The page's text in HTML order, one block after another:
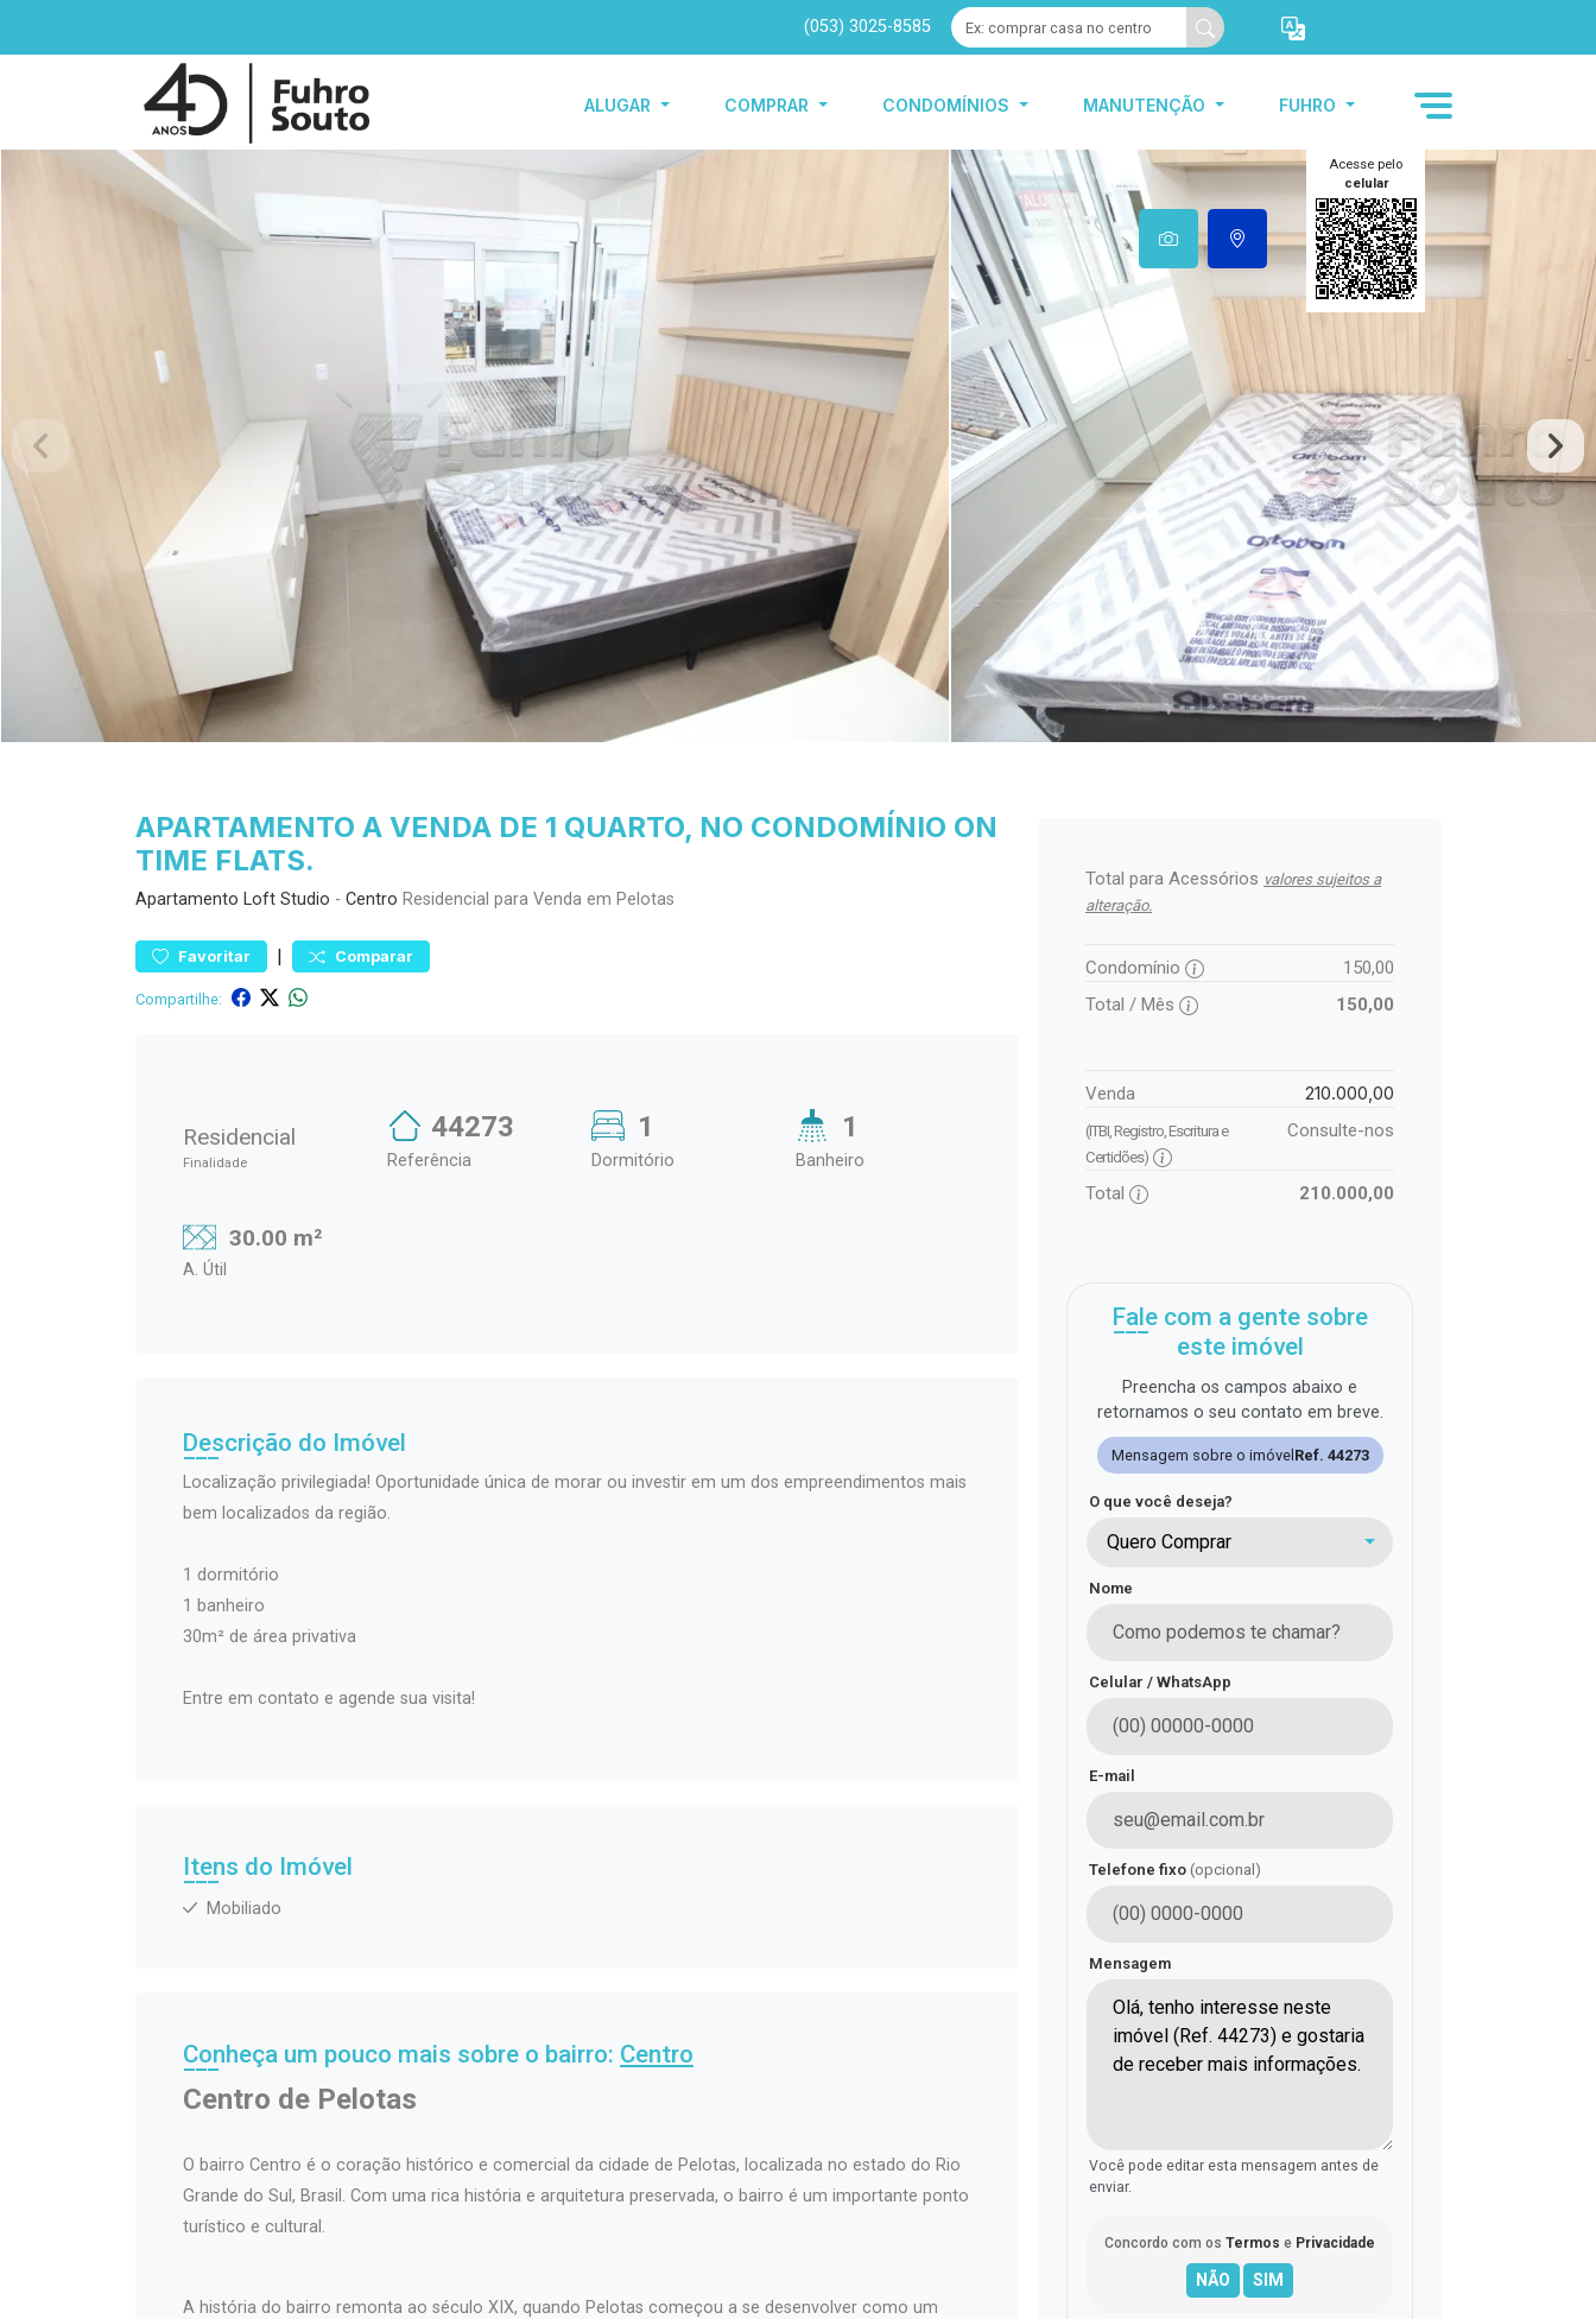
(053) 3025-8585
ALUGAR COMPRAR CONDOMÍNIOS MANUTENÇÃO FUHRO
Acesse pelo
celular
APARTAMENTO A VENDA DE 1 QUARTO, NO CONDOMÍNIO ON
TIME FLATS.
Apartamento Loft Studio - Centro Residencial para Venda em Pelotas
Favoritar | Comparar
Compartilhe:
Residencial
Finalidade
44273
Referência
1
Dormitório
1
Banheiro
30.00 m²
A. Útil
Descrição do Imóvel
Localização privilegiada! Oportunidade única de morar ou investir em um dos empreendimentos mais
bem localizados da região.
1 dormitório
1 banheiro
30m² de área privativa
Entre em contato e agende sua visita!
Itens do Imóvel
Mobiliado
Conheça um pouco mais sobre o bairro: Centro
Centro de Pelotas
O bairro Centro é o coração histórico e comercial da cidade de Pelotas, localizada no estado do Rio
Grande do Sul, Brasil. Com uma rica história e arquitetura preservada, o bairro é um importante ponto
turístico e cultural.
A história do bairro remonta ao século XIX, quando Pelotas começou a se desenvolver como um
Total para Acessórios valores sujeitos a
alteração.
Condomínio
150,00
Total / Mês
150,00
Venda 210.000,00
(ITBI, Registro, Escritura e
Certidões)
Consulte-nos
Total 210.000,00
Fale com a gente sobre
este imóvel
Preencha os campos abaixo e
retornamos o seu contato em breve.
Mensagem sobre o imóvel Ref. 44273
O que você deseja?
Quero Comprar
Nome
Celular / WhatsApp
E-mail
Telefone fixo (opcional)
Mensagem
Você pode editar esta mensagem antes de
enviar.
Concordo com os Termos e Privacidade